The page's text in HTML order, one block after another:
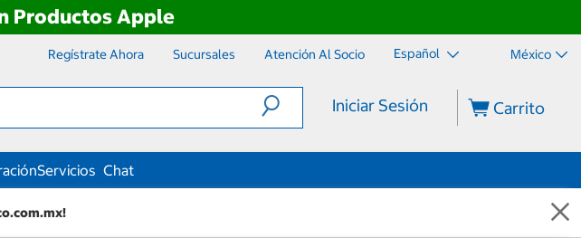
Productos Apple
Regístrate Ahora Sucursales Atención Al Socio Español México
Iniciar Sesión Carrito
Servicios Chat